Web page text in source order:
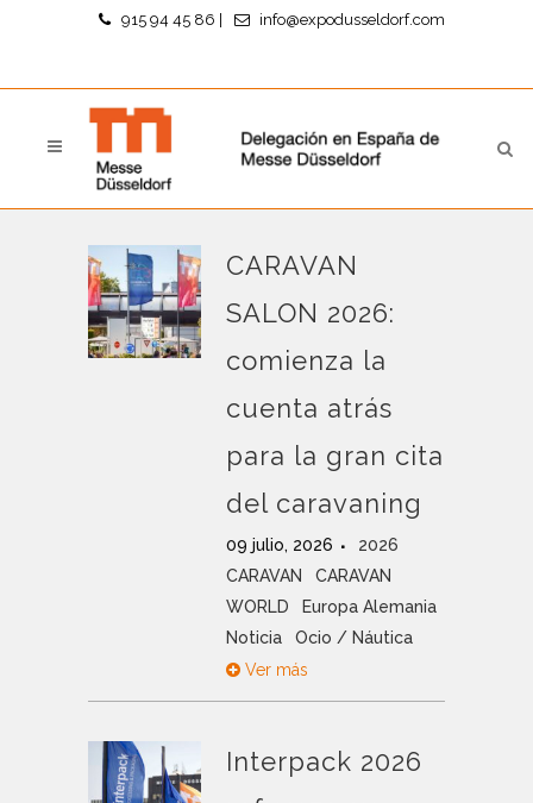
915 94 45 86 info@expodusseldorf.com
CARAVAN
SALON 2026:
comienza la
cuenta atrás
para la gran cita
del caravaning
09 julio, 2026
2026
CARAVAN
CARAVAN
WORLD
Europa Alemania
Noticia
Ocio / Náutica
Ver más
Interpack 2026